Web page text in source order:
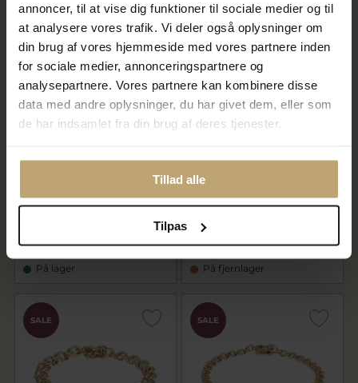
annoncer, til at vise dig funktioner til sociale medier og til
at analysere vores trafik. Vi deler også oplysninger om
din brug af vores hjemmeside med vores partnere inden
for sociale medier, annonceringspartnere og
analysepartnere. Vores partnere kan kombinere disse
data med andre oplysninger, du har givet dem, eller som
de har indsamlet fra din brug af deres tjenester.
Tillad alle
Tilpas
BNH Armbånd bismark 14kt
29.680,00 kr
På lager
SALE
BNH Armbånd bismark 14kt
kasselås
30.505,00 kr
24.404,00 kr
På fjernlager
SALE SALE